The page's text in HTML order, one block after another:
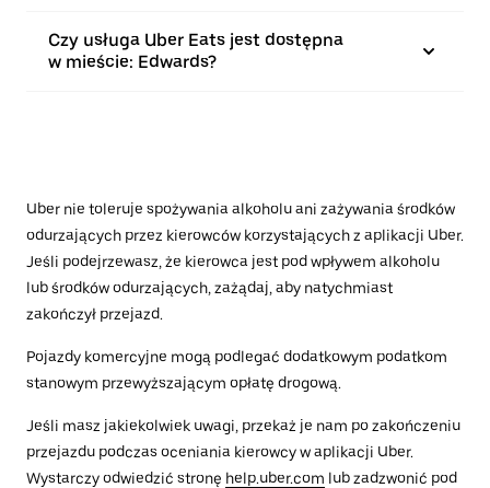
Czy usługa Uber Eats jest dostępna
w mieście: Edwards?
Uber nie toleruje spożywania alkoholu ani zażywania środków
odurzających przez kierowców korzystających z aplikacji Uber.
Jeśli podejrzewasz, że kierowca jest pod wpływem alkoholu
lub środków odurzających, zażądaj, aby natychmiast
zakończył przejazd.
Pojazdy komercyjne mogą podlegać dodatkowym podatkom
stanowym przewyższającym opłatę drogową.
Jeśli masz jakiekolwiek uwagi, przekaż je nam po zakończeniu
przejazdu podczas oceniania kierowcy w aplikacji Uber.
Wystarczy odwiedzić stronę help.uber.com lub zadzwonić pod